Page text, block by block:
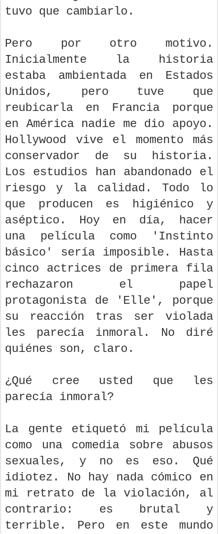
tuvo que cambiarlo.
Pero por otro motivo.
Inicialmente la historia
estaba ambientada en Estados
Unidos, pero tuve que
reubicarla en Francia porque
en América nadie me dio apoyo.
Hollywood vive el momento más
conservador de su historia.
Los estudios han abandonado el
riesgo y la calidad. Todo lo
que producen es higiénico y
aséptico. Hoy en día, hacer
una película como 'Instinto
básico' sería imposible. Hasta
cinco actrices de primera fila
rechazaron el papel
protagonista de 'Elle', porque
su reacción tras ser violada
les parecía inmoral. No diré
quiénes son, claro.
¿Qué cree usted que les
parecía inmoral?
La gente etiquetó mi película
como una comedia sobre abusos
sexuales, y no es eso. Qué
idiotez. No hay nada cómico en
mi retrato de la violación, al
contrario: es brutal y
terrible. Pero en este mundo